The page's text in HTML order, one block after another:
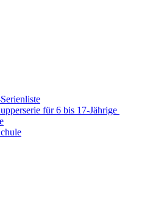
für 6 bis 17-Jährige